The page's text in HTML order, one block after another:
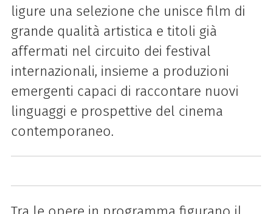
ligure una selezione che unisce film di
grande qualità artistica e titoli già
affermati nel circuito dei festival
internazionali, insieme a produzioni
emergenti capaci di raccontare nuovi
linguaggi e prospettive del cinema
contemporaneo.